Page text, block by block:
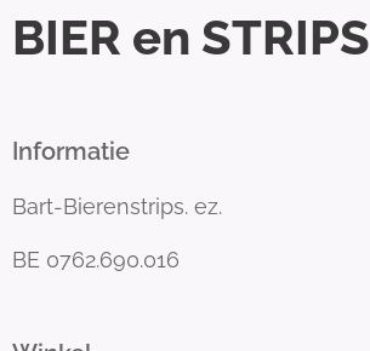
BIER en STRIPS
Informatie
Bart-Bierenstrips. ez.
BE 0762.690.016